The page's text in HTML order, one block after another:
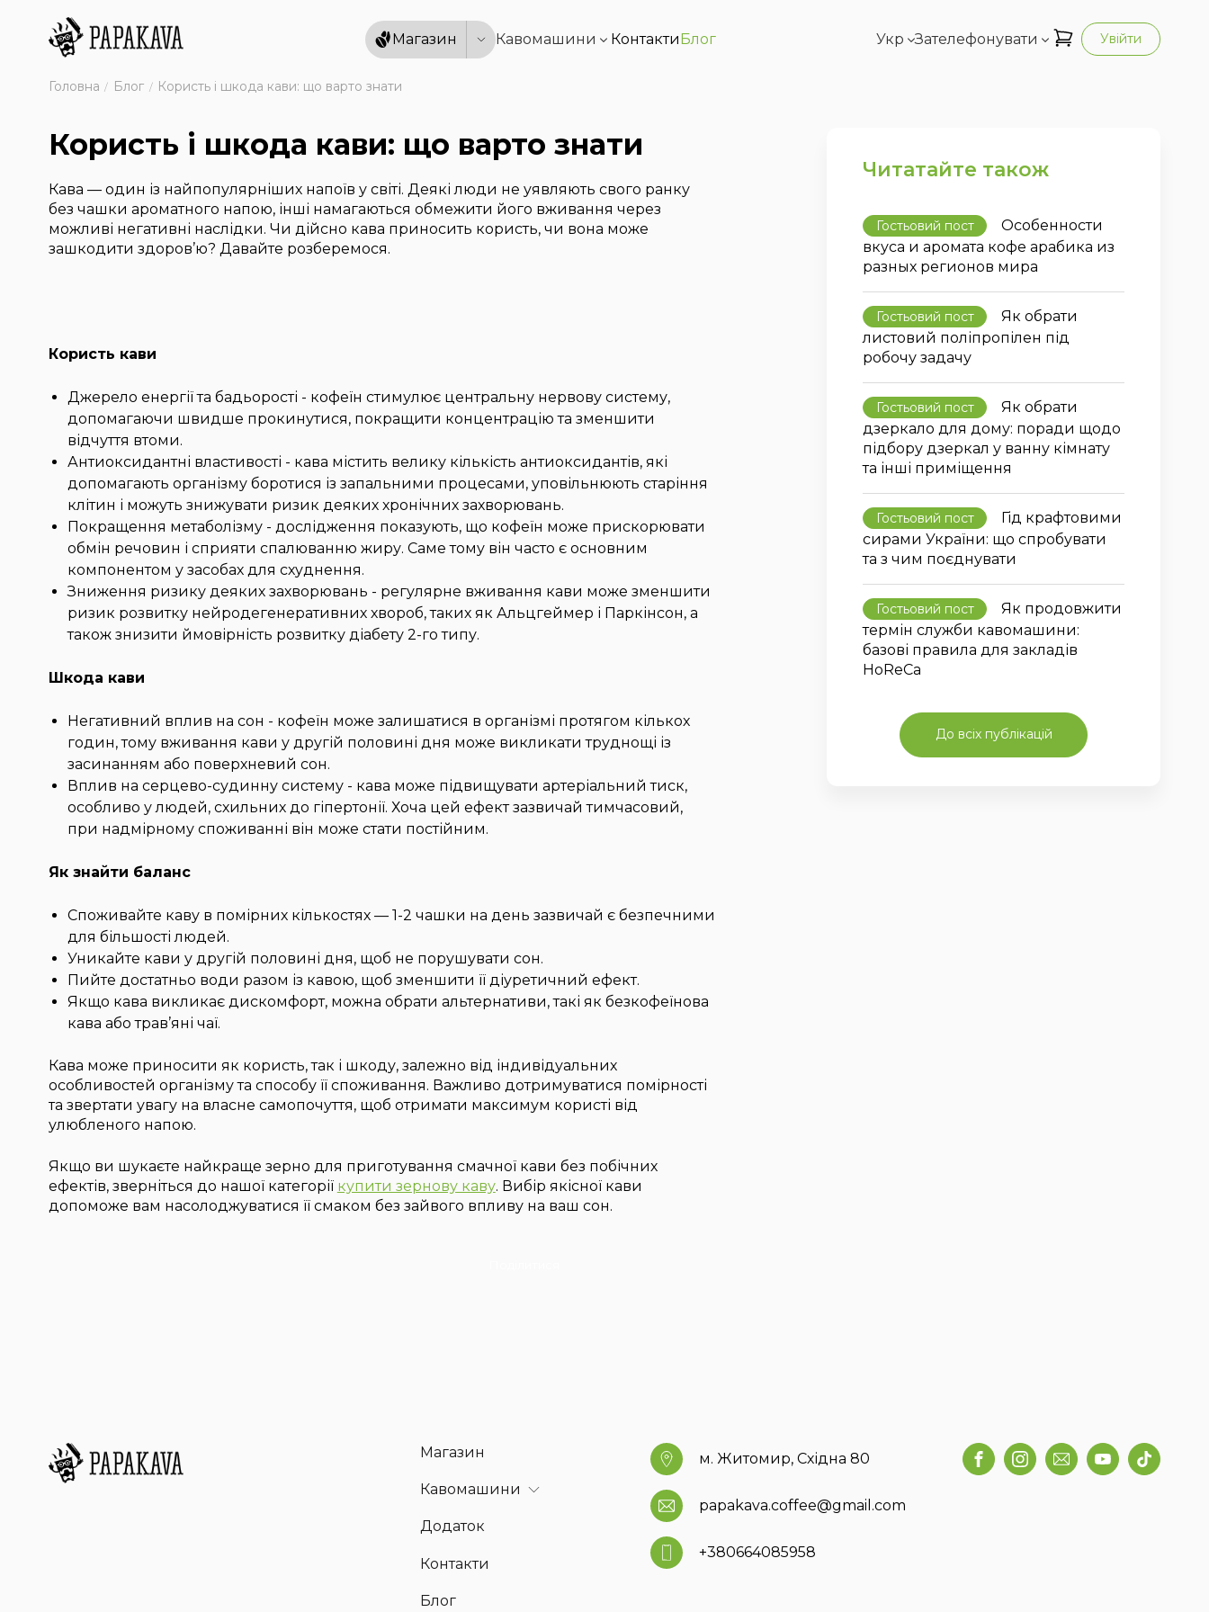
Магазин Кавомашини КонтактиБлог Укр Зателефонувати Увійти
Головна Блог Користь і шкода кави: що варто знати
Користь і шкода кави: що варто знати
Кава — один із найпопулярніших напоїв у світі. Деякі люди не уявляють свого ранку
без чашки ароматного напою, інші намагаються обмежити його вживання через
можливі негативні наслідки. Чи дійсно кава приносить користь, чи вона може
зашкодити здоров’ю? Давайте розберемося.
Користь кави
Джерело енергії та бадьорості - кофеїн стимулює центральну нервову систему,
допомагаючи швидше прокинутися, покращити концентрацію та зменшити
відчуття втоми.
Антиоксидантні властивості - кава містить велику кількість антиоксидантів, які
допомагають організму боротися із запальними процесами, уповільнюють старіння
клітин і можуть знижувати ризик деяких хронічних захворювань.
Покращення метаболізму - дослідження показують, що кофеїн може прискорювати
обмін речовин і сприяти спалюванню жиру. Саме тому він часто є основним
компонентом у засобах для схуднення.
Зниження ризику деяких захворювань - регулярне вживання кави може зменшити
ризик розвитку нейродегенеративних хвороб, таких як Альцгеймер і Паркінсон, а
також знизити ймовірність розвитку діабету 2-го типу.
Шкода кави
Негативний вплив на сон - кофеїн може залишатися в організмі протягом кількох
годин, тому вживання кави у другій половині дня може викликати труднощі із
засинанням або поверхневий сон.
Вплив на серцево-судинну систему - кава може підвищувати артеріальний тиск,
особливо у людей, схильних до гіпертонії. Хоча цей ефект зазвичай тимчасовий,
при надмірному споживанні він може стати постійним.
Як знайти баланс
Споживайте каву в помірних кількостях — 1-2 чашки на день зазвичай є безпечними
для більшості людей.
Уникайте кави у другій половині дня, щоб не порушувати сон.
Пийте достатньо води разом із кавою, щоб зменшити її діуретичний ефект.
Якщо кава викликає дискомфорт, можна обрати альтернативи, такі як безкофеїнова
кава або трав’яні чаї.
Кава може приносити як користь, так і шкоду, залежно від індивідуальних
особливостей організму та способу її споживання. Важливо дотримуватися помірності
та звертати увагу на власне самопочуття, щоб отримати максимум користі від
улюбленого напою.
Якщо ви шукаєте найкраще зерно для приготування смачної кави без побічних
ефектів, зверніться до нашої категорії купити зернову каву. Вибір якісної кави
допоможе вам насолоджуватися її смаком без зайвого впливу на ваш сон.
Читатайте також
Гостьовий пост
Особенности
вкуса и аромата кофе арабика из
разных регионов мира
Гостьовий пост
Як обрати
листовий поліпропілен під
робочу задачу
Гостьовий пост
Як обрати
дзеркало для дому: поради щодо
підбору дзеркал у ванну кімнату
та інші приміщення
Гостьовий пост
Гід крафтовими
сирами України: що спробувати
та з чим поєднувати
Гостьовий пост
Як продовжити
термін служби кавомашини:
базові правила для закладів
HoReCa
До всіх публікацій
Магазин
Кавомашини
Додаток
Контакти
Блог
м. Житомир, Східна 80
papakava.coffee@gmail.com
+380664085958